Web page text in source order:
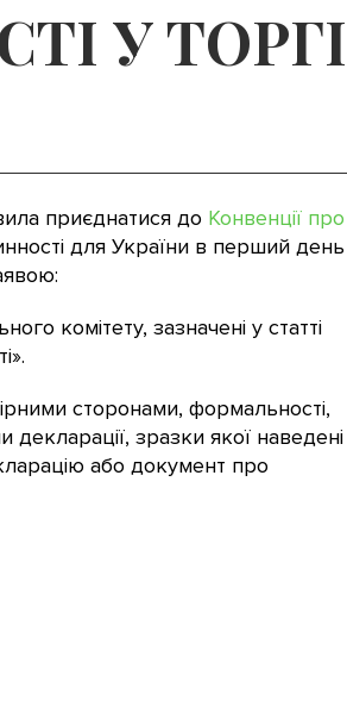
У
приєднатися до Конвенції про
для України в перший день
комітету, зазначені у статті
сторонами, формальності,
зразки якої наведені
або документ про